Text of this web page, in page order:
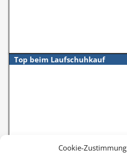
Cookie-Zustimmung
Top beim Laufschuhkauf